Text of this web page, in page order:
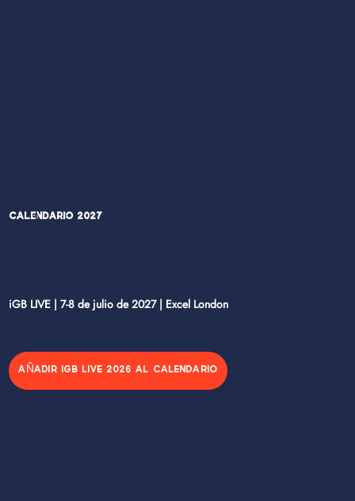
Calendario 2027
iGB LIVE | 7-8 de julio de 2027 | Excel London
AÑADIR IGB LIVE 2026 AL CALENDARIO